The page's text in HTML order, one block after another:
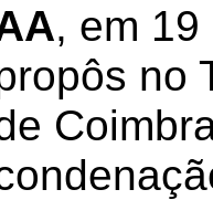
, em
no